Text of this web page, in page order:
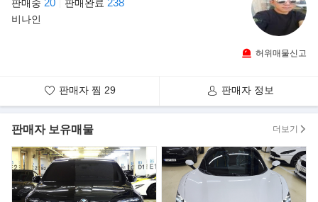
- 연식대비 짧은주행
- 다크그레이 바디+블랙 시트
판매중 판매완료
비나인
허위매물신고
판매자 찜 29 판매자 정보
판매자 보유매물 더보기